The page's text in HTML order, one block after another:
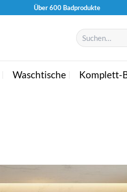
Über 600 Badprodukte
Suchen
nach:
Waschtische Komplett-